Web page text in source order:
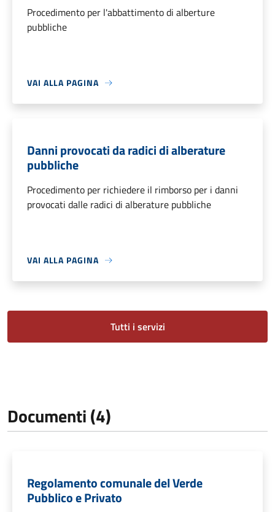
Procedimento per l'abbattimento di alberture
pubbliche
VAI ALLA PAGINA
Danni provocati da radici di alberature
pubbliche
Procedimento per richiedere il rimborso per i danni
provocati dalle radici di alberature pubbliche
VAI ALLA PAGINA
Tutti i servizi
Documenti (4)
Regolamento comunale del Verde
Pubblico e Privato